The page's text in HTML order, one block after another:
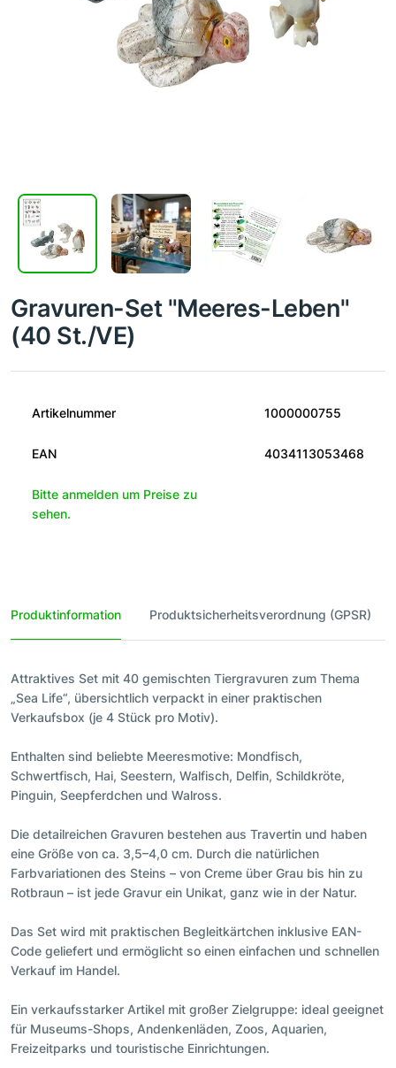
Gravuren-Set "Meeres-Leben"
(40 St./VE)
Artikelnummer 1000000755
EAN 4034113053468
Bitte anmelden um Preise zu
sehen.
Produktinformation Produktsicherheitsverordnung (GPSR)
Attraktives Set mit 40 gemischten Tiergravuren zum Thema
„Sea Life“, übersichtlich verpackt in einer praktischen
Verkaufsbox (je 4 Stück pro Motiv).
Enthalten sind beliebte Meeresmotive: Mondfisch,
Schwertfisch, Hai, Seestern, Walfisch, Delfin, Schildkröte,
Pinguin, Seepferdchen und Walross.
Die detailreichen Gravuren bestehen aus Travertin und haben
eine Größe von ca. 3,5–4,0 cm. Durch die natürlichen
Farbvariationen des Steins – von Creme über Grau bis hin zu
Rotbraun – ist jede Gravur ein Unikat, ganz wie in der Natur.
Das Set wird mit praktischen Begleitkärtchen inklusive EAN-
Code geliefert und ermöglicht so einen einfachen und schnellen
Verkauf im Handel.
Ein verkaufsstarker Artikel mit großer Zielgruppe: ideal geeignet
für Museums-Shops, Andenkenläden, Zoos, Aquarien,
Freizeitparks und touristische Einrichtungen.